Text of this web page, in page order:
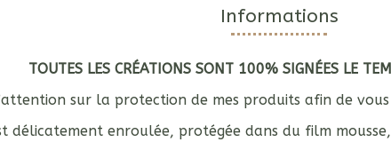
Informations
TOUTES LES CRÉATIONS SONT 100% SIGNÉES LE
sur la protection de mes produits afin de
délicatement enroulée, protégée dans du film